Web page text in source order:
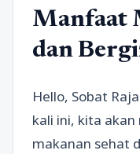
Manfaat
dan
Hello, Sobat
kali ini, kita
makanan sehat